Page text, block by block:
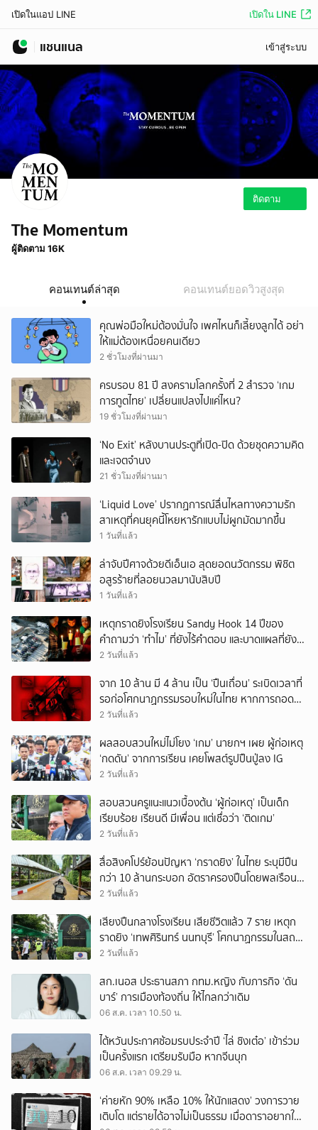
เปิดในแอป LINE เปิดใน LINE
แชนแนล เข้าสู่ระบบ
ติดตาม
The Momentum
ผู้ติดตาม 16K
คอนเทนต์ล่าสุด คอนเทนต์ยอดวิวสูงสุด
คุณพ่อมือใหม่ต้องมั่นใจ เพศไหนก็เลี้ยงลูกได้ อย่า
ให้แม่ต้องเหนื่อยคนเดียว
2 ชั่วโมงที่ผ่านมา
ครบรอบ 81 ปี สงครามโลกครั้งที่ 2 สำรวจ ‘เกม
การทูตไทย’ เปลี่ยนแปลงไปแค่ไหน?
19 ชั่วโมงที่ผ่านมา
‘No Exit’ หลังบานประตูที่เปิด-ปิด ด้วยชุดความคิด
และเจตจำนง
21 ชั่วโมงที่ผ่านมา
‘Liquid Love’ ปรากฏการณ์ลื่นไหลทางความรัก
สาเหตุที่คนยุคนี้โหยหารักแบบไม่ผูกมัดมากขึ้น
1 วันที่แล้ว
ล่าจับปีศาจด้วยดีเอ็นเอ สุดยอดนวัตกรรม พิชิต
อสูรร้ายที่ลอยนวลมานับสิบปี
1 วันที่แล้ว
เหตุกราดยิงโรงเรียน Sandy Hook 14 ปีของ
คำถามว่า ‘ทำไม’ ที่ยังไร้คำตอบ และบาดแผลที่ยัง
ทวงความรับผิดชอบไม่จบ
2 วันที่แล้ว
จาก 10 ล้าน มี 4 ล้าน เป็น ‘ปืนเถื่อน’ ระเบิดเวลาที่
รอก่อโศกนาฏกรรมรอบใหม่ในไทย หากการถอดบท
เรียนของรัฐเป็นเพียง ‘ลมปาก’
2 วันที่แล้ว
ผลสอบสวนใหม่ไม่โยง ‘เกม’ นายกฯ เผย ผู้ก่อเหตุ
‘กดดัน’ จากการเรียน เคยโพสต์รูปปืนปู่ลง IG
2 วันที่แล้ว
สอบสวนครูแนะแนวเบื้องต้น ‘ผู้ก่อเหตุ’ เป็นเด็ก
เรียบร้อย เรียนดี มีเพื่อน แต่เชื่อว่า ‘ติดเกม’
2 วันที่แล้ว
สื่อสิงคโปร์ย้อนปัญหา ‘กราดยิง’ ในไทย ระบุมีปืน
กว่า 10 ล้านกระบอก อัตราครองปืนโดยพลเรือน
สูงที่สุดในภูมิภาค
2 วันที่แล้ว
เสียงปืนกลางโรงเรียน เสียชีวิตแล้ว 7 ราย เหตุก
ราดยิง ‘เทพศิรินทร์ นนทบุรี’ โศกนาฏกรรมในสถาน
ศึกษา ครั้งที่ 2 ในรอบปี
2 วันที่แล้ว
สก.เนอส ประธานสภา กทม.หญิง กับภารกิจ ‘ดัน
บาร์’ การเมืองท้องถิ่น ให้ไกลกว่าเดิม
06 ส.ค. เวลา 10.50 น.
ไต้หวันประกาศซ้อมรบประจำปี ‘ไล่ ชิงเต๋อ’ เข้าร่วม
เป็นครั้งแรก เตรียมรับมือ หากจีนบุก
06 ส.ค. เวลา 09.29 น.
‘ค่ายหัก 90% เหลือ 10% ให้นักแสดง’ วงการวาย
เติบโต แต่รายได้อาจไม่เป็นธรรม เมื่อดาราอยากให้มี